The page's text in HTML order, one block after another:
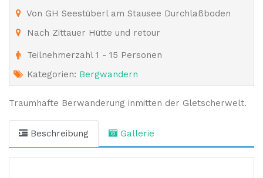
Von GH Seestüberl am Stausee Durchlaßboden
Nach Zittauer Hütte und retour
Teilnehmerzahl 1 - 15 Personen
Kategorien: Bergwandern
Traumhafte Berwanderung inmitten der Gletscherwelt.
Beschreibung Gallerie